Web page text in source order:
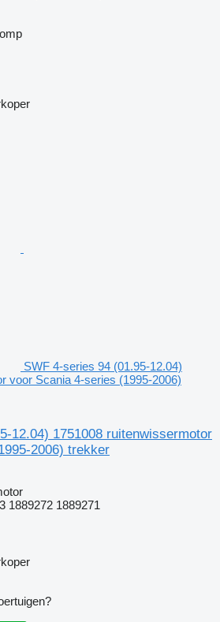
SWF 4-series 94 (01.95-12.04)
voor Scania 4-series (1995-2006)
12.04) 1751008 ruitenwissermotor
2006) trekker
1889272 1889271